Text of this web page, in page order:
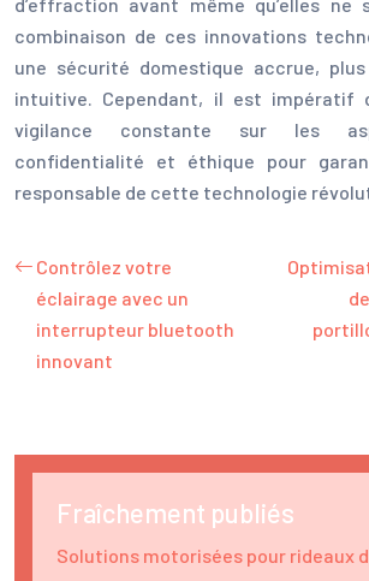
combinaison de ces innovations
une sécurité domestique accrue,
intuitive. Cependant, il est impératif
vigilance constante sur les
confidentialité et éthique pour
responsable de cette technologie
Contrôlez votre
éclairage avec un
interrupteur bluetooth
innovant
Fraîchement publiés
Solutions motorisées pour rideaux